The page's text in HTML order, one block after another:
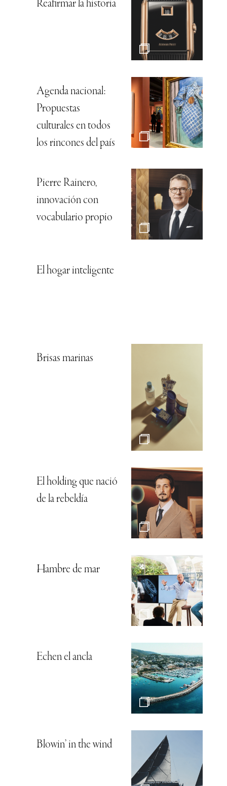
Reafirmar la historia
Agenda nacional:
Propuestas
culturales en todos
los rincones del país
Pierre Rainero,
innovación con
vocabulario propio
El hogar inteligente
Brisas marinas
El holding que nació
de la rebeldía
Hambre de mar
Echen el ancla
Blowin’ in the wind